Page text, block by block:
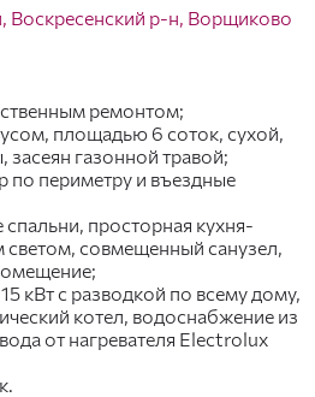
Воскресенский р-н, Ворщиково
ремонтом;
площадью 6 соток, сухой,
газонной травой;
по периметру и въездные
просторная кухня-
светом, совмещенный санузел,
кВт с разводкой по всему дому,
котел, водоснабжение из
от нагревателя Electrolux